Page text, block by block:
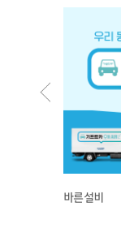
바른설비